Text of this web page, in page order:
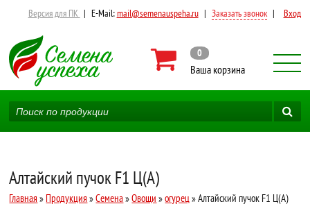
Версия для ПК | E-Mail:mail@semenauspeha.ru | Заказать звонок | Вход
0
Ваша корзина
Алтайский пучок F1 Ц(А)
Главная » Продукция »Семена»Овощи »огурец » Алтайский пучок F1 Ц(А)